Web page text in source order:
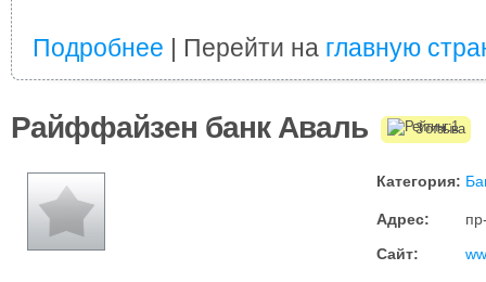
Подробнее | Перейти на главную
Райффайзен банк Аваль 3 отзыва
Категория:
Адрес:
Сайт: